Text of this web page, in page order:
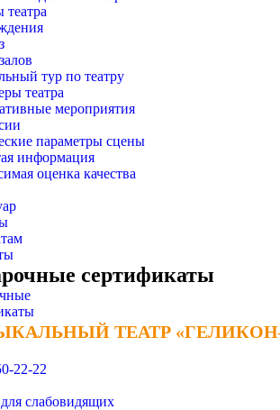
тур по театру
театра
мероприятия
параметры сцены
информация
оценка качества
сертификаты
ТЕАТР
ТЕАТР
22-22
слабовидящих